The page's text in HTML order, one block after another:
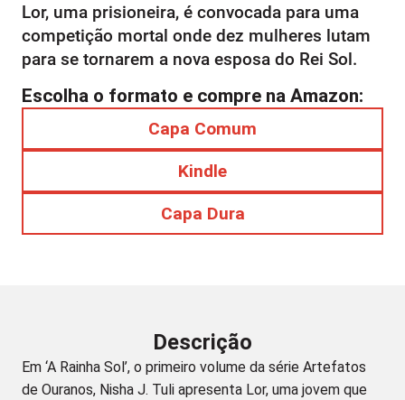
Lor, uma prisioneira, é convocada para uma
competição mortal onde dez mulheres lutam
para se tornarem a nova esposa do Rei Sol.
Escolha o formato e compre na Amazon:
Capa Comum
Kindle
Capa Dura
Descrição
Em ‘A Rainha Sol’, o primeiro volume da série Artefatos
de Ouranos, Nisha J. Tuli apresenta Lor, uma jovem que